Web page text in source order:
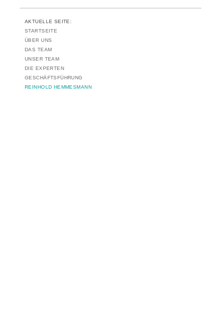
AKTUELLE SEITE:
STARTSEITE
ÜBER UNS
DAS TEAM
UNSER TEAM
DIE EXPERTEN
GESCHÄFTSFÜHRUNG
REINHOLD HEMMESMANN